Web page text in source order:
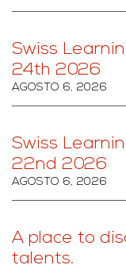
Swiss
24th 2026
AGOSTO 6, 2026
Swiss
22nd 2026
AGOSTO 6, 2026
A place to
talents.